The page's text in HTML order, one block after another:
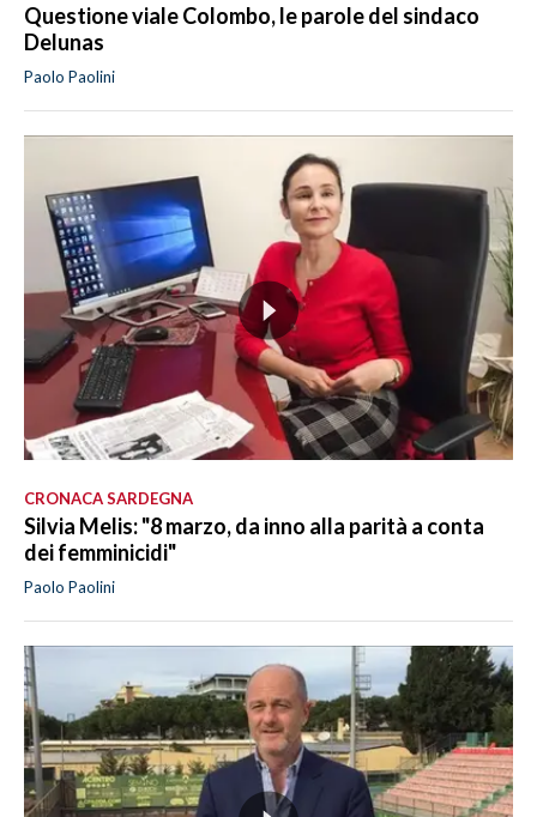
Questione viale Colombo, le parole del sindaco
Delunas
Paolo Paolini
CRONACA SARDEGNA
Silvia Melis: "8 marzo, da inno alla parità a conta
dei femminicidi"
Paolo Paolini